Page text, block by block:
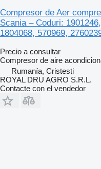
Compresor de Aer
Scania – Coduri:
1804068, 570969,
Precio a consultar
Compresor de aire
Rumanía, Cristesti
ROYAL DRU AGRO S.R.L.
Contacte con el vendedor